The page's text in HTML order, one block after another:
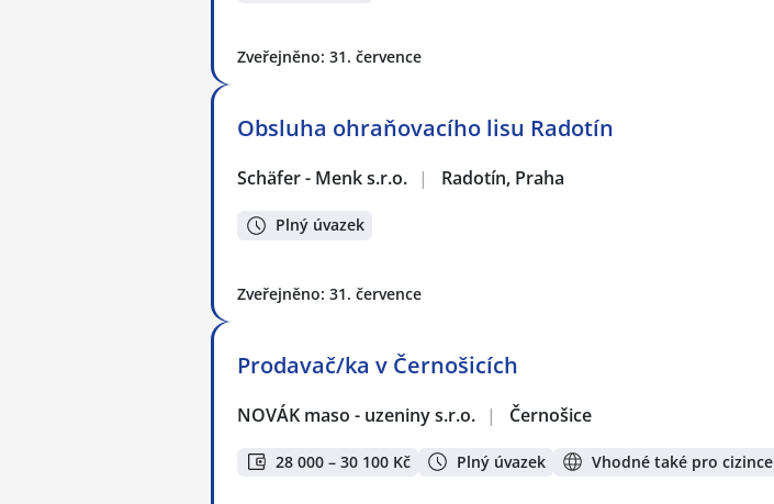
Zveřejněno: 31. července
Obsluha ohraňovacího lisu Radotín
Schäfer - Menk s.r.o. | Radotín, Praha
Plný úvazek
Zveřejněno: 31. července
Prodavač/ka v Černošicích
NOVÁK maso - uzeniny s.r.o. | Černošice
28 000 – 30 100 Kč Plný úvazek Vhodné také pro cizince